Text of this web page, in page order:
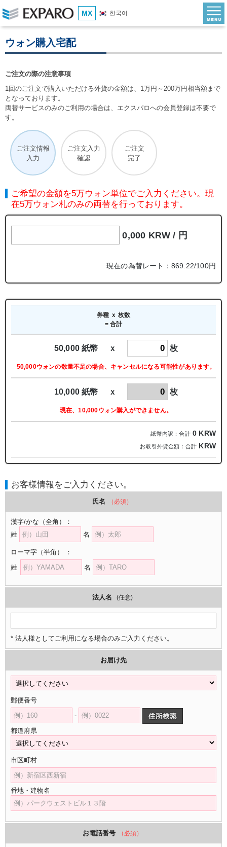
MX 한국어
ウォン購入宅配
ご注文の際の注意事項
1回のご注文で購入いただける外貨の金額は、1万円～200万円相当額まで
となっております。
両替サービスのみのご利用の場合は、エクスパロへの会員登録は不要で
す。
ご注文情報
入力
ご注文入力
確認
ご注文
完了
ご希望の金額を5万ウォン単位でご入力ください。現
在5万ウォン札のみの両替を行っております。
0,000 KRW / 円
現在の為替レート：869.22/100円
券種 ｘ 枚数
= 合計
50,000 紙幣 ｘ 枚
50,000ウォンの数量不足の場合、キャンセルになる可能性があります。
10,000 紙幣 ｘ 枚
現在、10,000ウォン購入ができません。
紙幣内訳：合計 0 KRW
お取引外貨金額：合計 KRW
お客様情報をご入力ください。
氏名 （必須）
漢字/かな （全角）
：
姓
名
ローマ字 （半角）
：
姓
名
法人名 (任意)
* 法人様としてご利用になる場合のみご入力ください。
お届け先
郵便番号
-
都道府県
市区町村
番地・建物名
お電話番号 （必須）